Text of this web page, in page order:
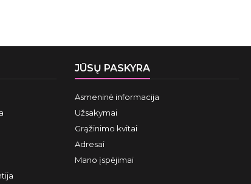
JŪSŲ PASKYRA
Asmeninė informacija
Užsakymai
Grąžinimo kvitai
Adresai
Mano įspėjimai